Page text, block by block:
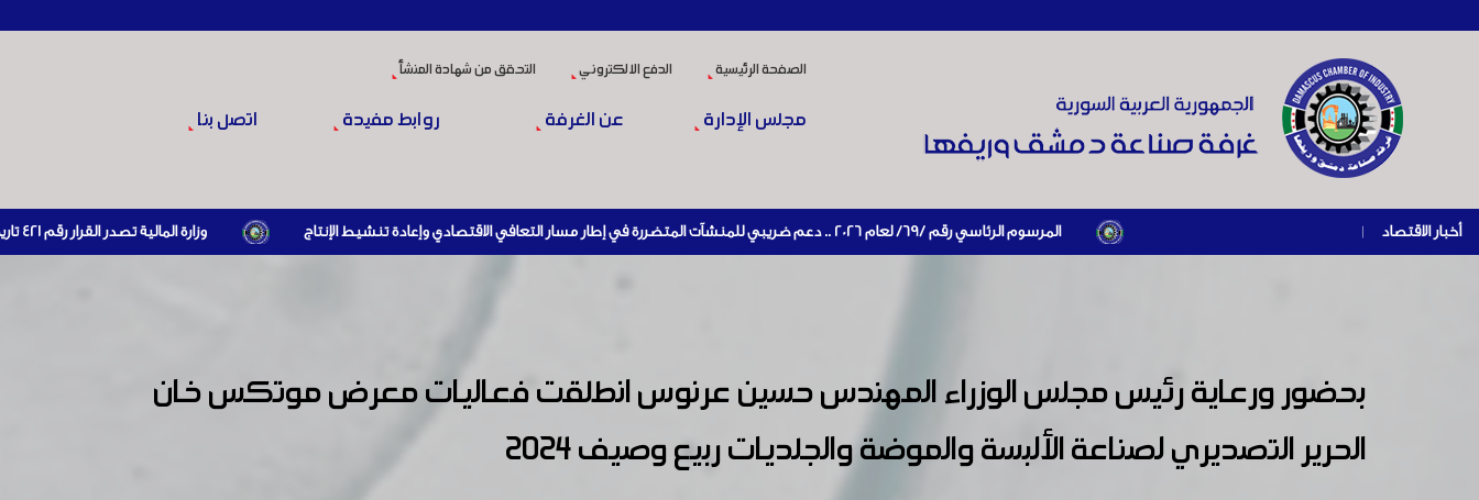
الصفحة الرئيسية الدفع الالكتروني التحقق من شهادة المنشأ
مجلس الإدارة عن الغرفة روابط مفيدة اتصل بنا
أخبار الاقتصاد | المرسوم الرئاسي رقم /69/ لعام 2026 .. دعم ضريبي للمنشآت المتضررة في إطار مسار التعافي الاقتصادي وإعادة تنشيط الإنتاج وزارة المالية تصدر القرار رقم 421 تاريخ 24/3/2026 المتضمن الزام المستوردين بإبراز براءة ذمة مالية سارية صادرة عن الهيئة العامة للضرائب والرسوم أو مديرياتها عند القيام بعمليات الاستيراد
بحضور ورعاية رئيس مجلس الوزراء المهندس حسين عرنوس انطلقت فعاليات معرض موتكس خان
الحرير التصديري لصناعة الألبسة والموضة والجلديات ربيع وصيف 2024